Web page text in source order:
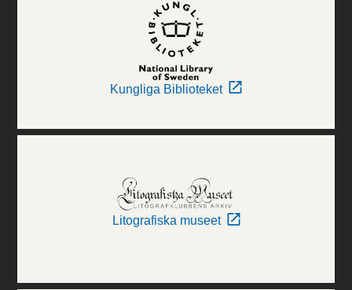
Kungliga Biblioteket
Litografiska museet